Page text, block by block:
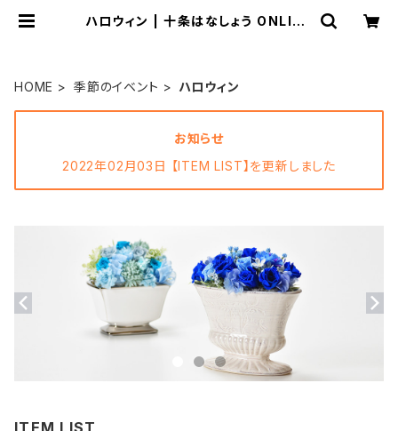
ハロウィン | 十条はなしょう ONLINE
HOME 季節のイベント ハロウィン
お知らせ
2022年02月03日 【ITEM LIST】を更新しました
ITEM LIST